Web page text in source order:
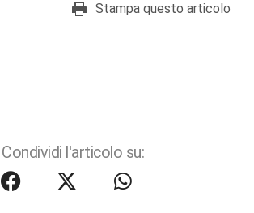
Stampa questo articolo
Condividi l'articolo su: